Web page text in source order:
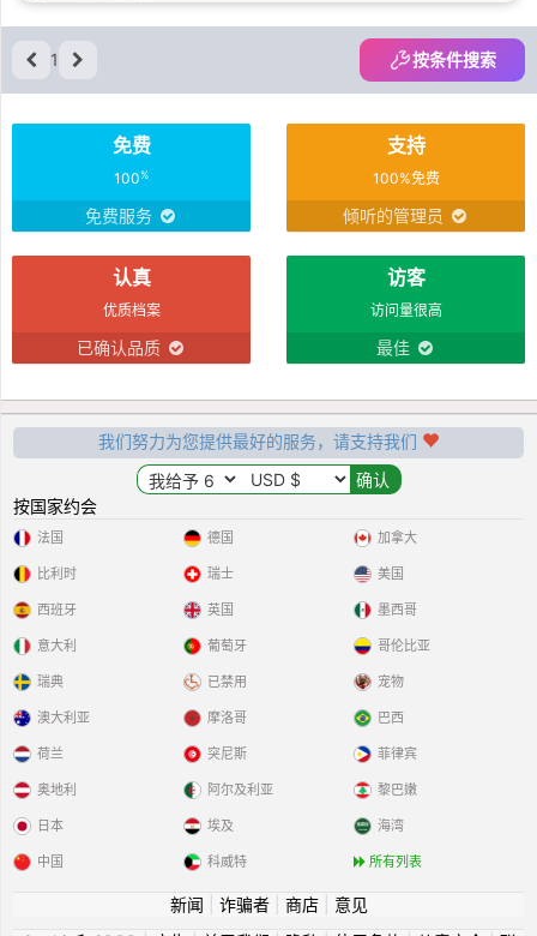
1 按条件搜索
免费
100%
免费服务
支持
100%免费
倾听的管理员
认真
优质档案
已确认品质
访客
访问量很高
最佳
我们努力为您提供最好的服务，请支持我们
按国家约会
法国
比利时
西班牙
意大利
瑞典
德国
瑞士
英国
葡萄牙
已禁用
加拿大
美国
墨西哥
哥伦比亚
宠物
澳大利亚
荷兰
奥地利
日本
中国
摩洛哥
突尼斯
阿尔及利亚
埃及
科威特
巴西
菲律宾
黎巴嫩
海湾
所有列表
新闻 诈骗者| 商店| 意见